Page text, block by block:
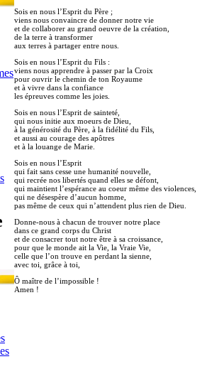
Sois en nous l’Esprit du Père ;
viens nous convaincre de donner notre vie
et de collaborer au grand oeuvre de la création,
de la terre à transformer
aux terres à partager entre nous.
Sois en nous l’Esprit du Fils :
viens nous apprendre à passer par la Croix
pour ouvrir le chemin de ton Royaume
et à vivre dans la confiance
les épreuves comme les joies.
Sois en nous l’Esprit de sainteté,
qui nous initie aux moeurs de Dieu,
à la générosité du Père, à la fidélité du Fils,
et aussi au courage des apôtres
et à la louange de Marie.
Sois en nous l’Esprit
qui fait sans cesse une humanité nouvelle,
qui recrée nos libertés quand elles se défont,
qui maintient l’espérance au coeur même des violences,
qui ne désespère d’aucun homme,
pas même de ceux qui n’attendent plus rien de Dieu.
Donne-nous à chacun de trouver notre place
dans ce grand corps du Christ
et de consacrer tout notre être à sa croissance,
pour que le monde ait la Vie, la Vraie Vie,
celle que l’on trouve en perdant la sienne,
avec toi, grâce à toi,
Ô maître de l’impossible !
Amen !